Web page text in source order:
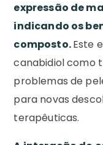
expressão de
indicando os
composto.Este
canabidiol como
problemas de
para novas
terapêuticas.